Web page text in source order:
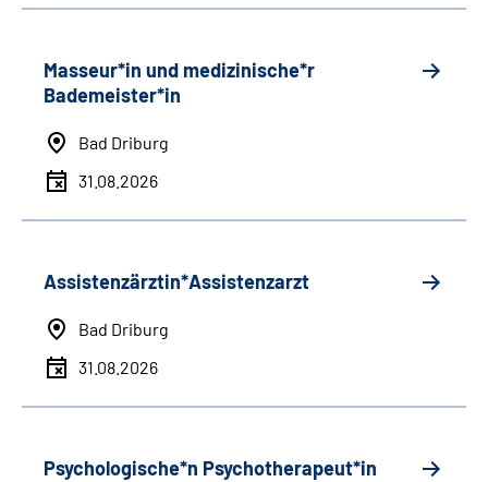
Masseur*in und medizinische*r
Bademeister*in
Bad Driburg
31.08.2026
Assistenzärztin*Assistenzarzt
Bad Driburg
31.08.2026
Psychologische*n Psychotherapeut*in